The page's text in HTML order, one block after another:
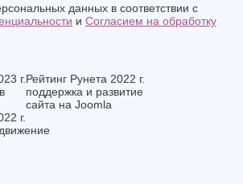
данных в соответствии с
и Согласием на обработку
г.Рейтинг Рунета 2022 г.
поддержка и развитие
сайта на Joomla
г.